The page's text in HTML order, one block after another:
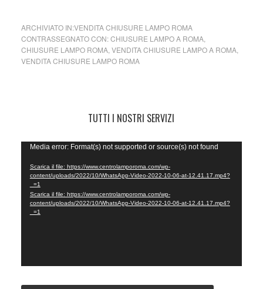
ARCHIVIATO IN:VENDITA CHIUSURE LAMPO ROMA
CONTRASSEGNATO CON:CHIUSURE LAMPO A ROMA,
CHIUSURE LAMPO ROMA, VENDITA CHIUSURE LAMPO A ROMA,
VENDITA CHIUSURE LAMPO ROMA
TUTTI I NOSTRI SERVIZI
Video
Player
Media error: Format(s) not supported or source(s) not found
Scarica il file: https://www.centrolamporoma.com/wp-
content/uploads/2022/10/WhatsApp-Video-2022-10-06-at-12.41.17.mp4?
_=1
Scarica il file: https://www.centrolamporoma.com/wp-
content/uploads/2022/10/WhatsApp-Video-2022-10-06-at-12.41.17.mp4?
_=1